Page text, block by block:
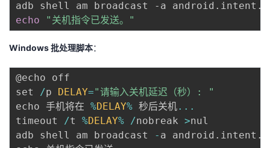
echo "关机指令已发送。"
Windows 批处理脚本：
@echo off
set /p DELAY="请输入关机延迟（秒）: "
echo 手机将在 %DELAY% 秒后关机...
timeout /t %DELAY% /nobreak >nul
adb shell am broadcast
- a android . intent .